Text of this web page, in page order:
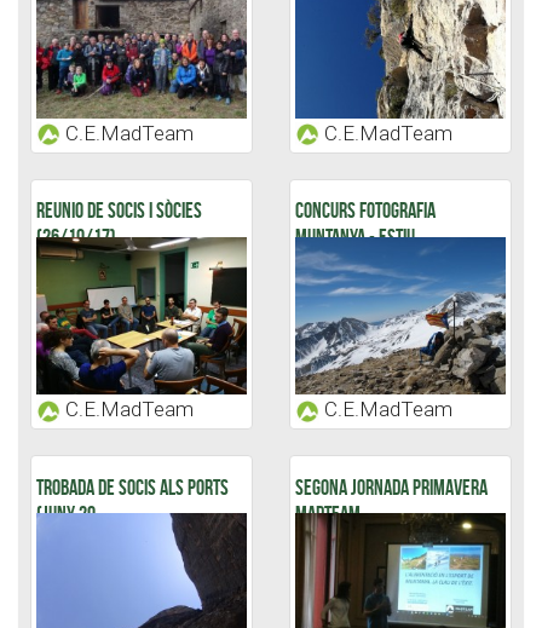
C.E.MadTeam C.E.MadTeam
REUNIO DE SOCIS I SÒCIES
(26/10/17)
C.E.MadTeam
CONCURS FOTOGRAFIA
MUNTANYA - ESTIU...
C.E.MadTeam
TROBADA DE SOCIS ALS PORTS
(JUNY 20...
SEGONA JORNADA PRIMAVERA
MADTEAM